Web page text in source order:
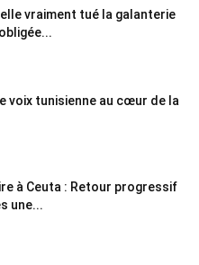
vraiment tué la galanterie
voix tunisienne au cœur de la
à Ceuta : Retour progressif
une...